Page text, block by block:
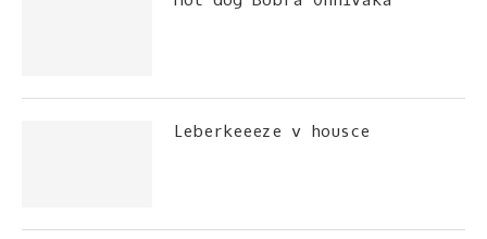
Leberkeeeze v housce